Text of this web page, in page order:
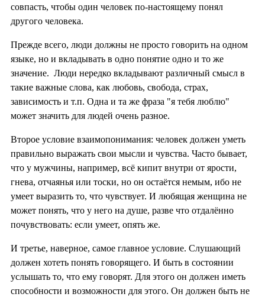
совпасть, чтобы один человек по-настоящему понял
другого человека.
Прежде всего, люди должны не просто говорить на одном
языке, но и вкладывать в одно понятие одно и то же
значение. Люди нередко вкладывают различный смысл в
такие важные слова, как любовь, свобода, страх,
зависимость и т.п. Одна и та же фраза "я тебя люблю"
может значить для людей очень разное.
Второе условие взаимопонимания: человек должен уметь
правильно выражать свои мысли и чувства. Часто бывает,
что у мужчины, например, всё кипит внутри от ярости,
гнева, отчаянья или тоски, но он остаётся немым, ибо не
умеет выразить то, что чувствует. И любящая женщина не
может понять, что у него на душе, разве что отдалённо
почувствовать: если умеет, опять же.
И третье, наверное, самое главное условие. Слушающий
должен хотеть понять говорящего. И быть в состоянии
услышать то, что ему говорят. Для этого он должен иметь
способности и возможности для этого. Он должен быть не